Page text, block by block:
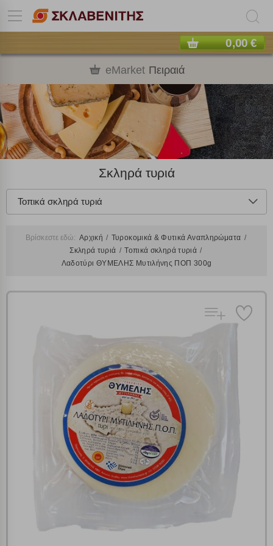
0,00 €
eMarket Πειραιά
Σκληρά τυριά
Τοπικά σκληρά τυριά
Βρίσκεστε εδώ: Αρχική
Τυροκομικά & Φυτικά Αναπληρώματα
Σκληρά τυριά
Τοπικά σκληρά τυριά
Λαδοτύρι ΘΥΜΕΛΗΣ Μυτιλήνης ΠΟΠ 300g